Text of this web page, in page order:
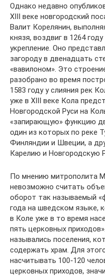
Однако недавно
XIII веке новгородский
Валит Корелянин,
князя, воздвиг в 1264
укрепление. Оно
загороду в двенадцать
«вавилоном». Это
разобрано во время
1583 году у слияния рек
уже в XIII веке Кола
Новгородской Руси на
«запирающую» функцию
один из которых по реке
Финляндии и Швеции, а
Карелию и Новгородскую
По мнению митрополита
невозможно считать
оборот так называемый
года на шведском языке,
в Коле уже в то время
пять церковных
назывались поселения,
содержать храм. Для
насчитывать 100-120
церковных приходов,